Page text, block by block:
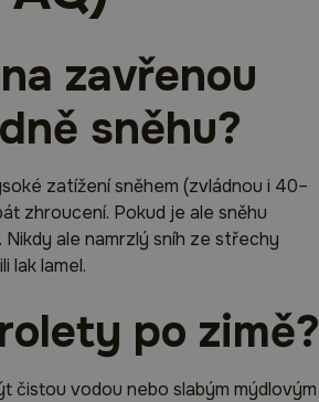
zavřenou
sněhu?
zatížení sněhem (zvládnou i 40–
zhroucení. Pokud je ale sněhu
ale namrzlý sníh ze střechy
lak lamel.
po zimě?
čistou vodou nebo slabým mýdlovým